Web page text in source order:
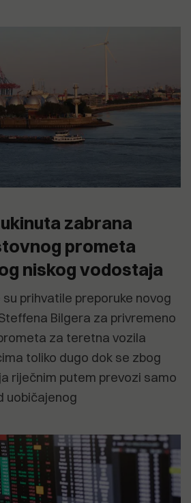
zabrana
prometa
niskog vodostaja
prihvatile preporuke novog
Bilgera za privremeno
za teretna vozila
toliko dugo dok se zbog
riječnim putem prevozi samo
uobičajenog